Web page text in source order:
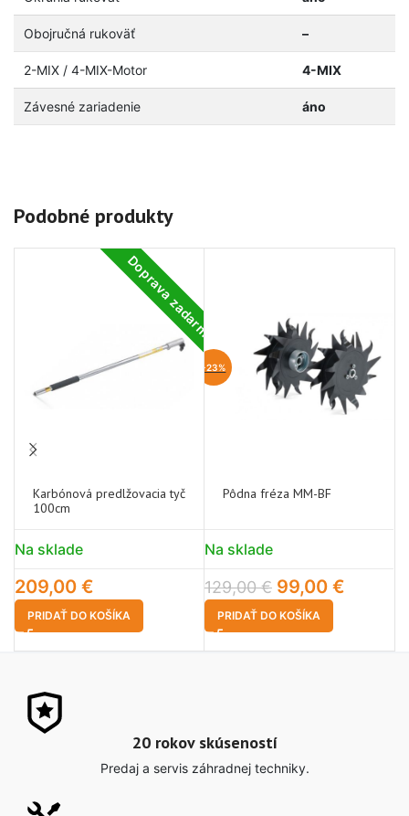
Obojručná rukoväť –
2-MIX / 4-MIX-Motor 4-MIX
Závesné zariadenie áno
Podobné produkty
Doprava zadarmo
Karbónová predlžovacia tyč
100cm
Na sklade
209,00 €
PRIDAŤ DO KOŠÍKA
-23%
Pôdna fréza MM-BF
Na sklade
129,00€ 99,00 €
PRIDAŤ DO KOŠÍKA
20 rokov skúseností
Predaj a servis záhradnej techniky.